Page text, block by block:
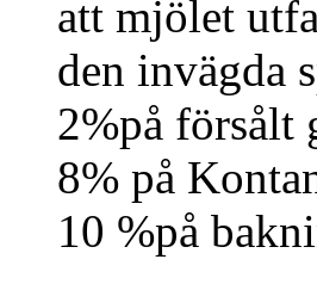
att mjölet
den invägda
2%på försålt
8% på
10 %på